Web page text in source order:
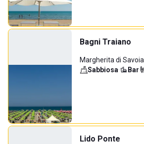
Bagni Traiano
Margherita di Savoia
Sabbiosa· Bar·
Lido Ponte